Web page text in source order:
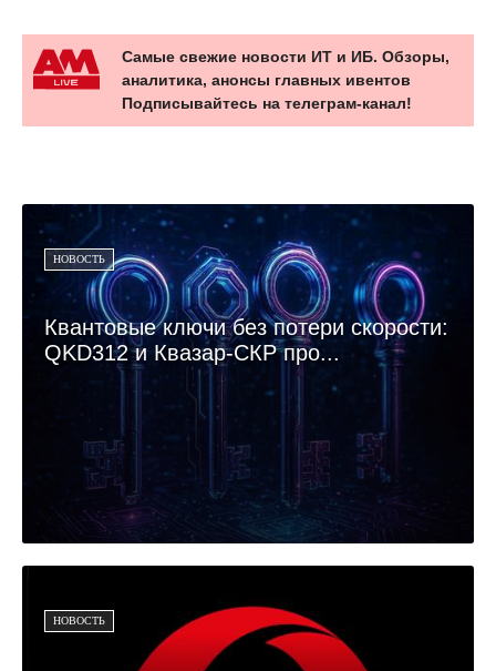
Самые свежие новости ИТ и ИБ. Обзоры,
аналитика, анонсы главных ивентов
Подписывайтесь на телеграм-канал!
НОВОСТЬ
Квантовые ключи без потери скорости:
QKD312 и Квазар-СКР про...
НОВОСТЬ